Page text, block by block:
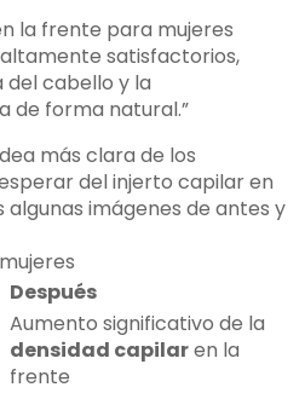
la frente para mujeres
satisfactorios,
del cabello y la
de forma natural.”
más clara de los
del injerto capilar en
imágenes de antes y
Después
Aumento significativo de la
densidad capilaren la
frente